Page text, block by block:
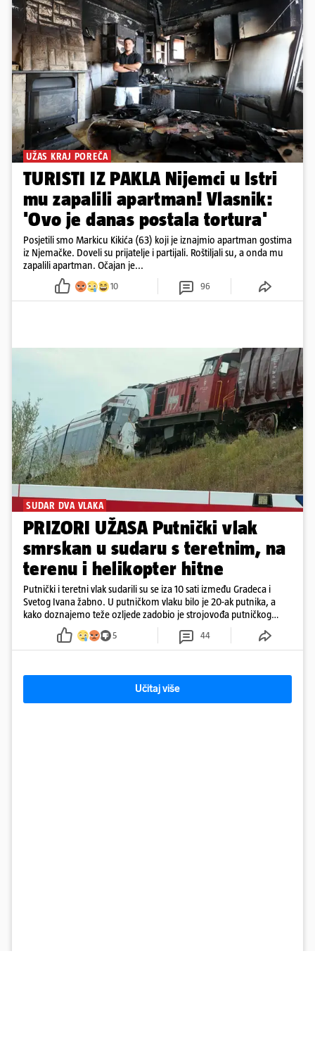
UŽAS KRAJ POREČA
TURISTI IZ PAKLA Nijemci u Istri
mu zapalili apartman! Vlasnik:
'Ovo je danas postala tortura'
Posjetili smo Markicu Kikića (63) koji je iznajmio apartman gostima
iz Njemačke. Doveli su prijatelje i partijali. Roštiljali su, a onda mu
zapalili apartman. Očajan je...
10 96
SUDAR DVA VLAKA
PRIZORI UŽASA Putnički vlak
smrskan u sudaru s teretnim, na
terenu i helikopter hitne
Putnički i teretni vlak sudarili su se iza 10 sati između Gradeca i
Svetog Ivana žabno. U putničkom vlaku bilo je 20-ak putnika, a
kako doznajemo teže ozljede zadobio je strojovođa putničkog
vlaka. Zatvoren je promet, a fotoreporteri Prigorskog objavili su
prve snimke s mjesta sudara
5 44
Učitaj više